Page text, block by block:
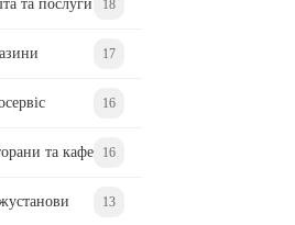
та послуги 18
17
16
та кафе 16
13